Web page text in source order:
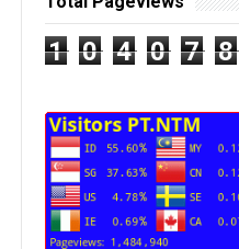
1 0 4 0 7 8